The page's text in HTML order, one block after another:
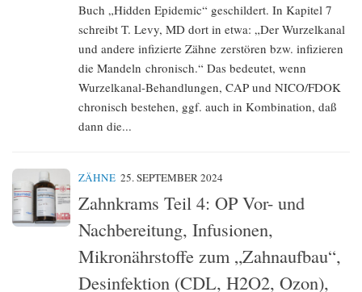
Buch „Hidden Epidemic“ geschildert. In Kapitel 7
schreibt T. Levy, MD dort in etwa: „Der Wurzelkanal
und andere infizierte Zähne zerstören bzw. infizieren
die Mandeln chronisch.“ Das bedeutet, wenn
Wurzelkanal-Behandlungen, CAP und NICO/FDOK
chronisch bestehen, ggf. auch in Kombination, daß
dann die...
ZÄHNE 25. SEPTEMBER 2024
Zahnkrams Teil 4: OP Vor- und
Nachbereitung, Infusionen,
Mikronährstoffe zum „Zahnaufbau“,
Desinfektion (CDL, H2O2, Ozon),